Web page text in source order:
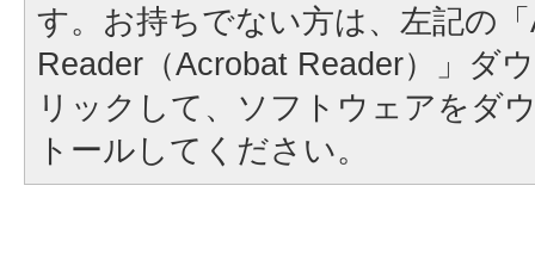
す。お持ちでない方は、左記の
Reader（Acrobat Reader）」ダ
リックして、ソフトウェアをダ
トールしてください。